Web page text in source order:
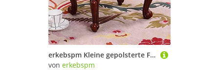
erkebspm Kleine gepolsterte Fußschemel, Lederfußstützenhocker mit Knopf 4 Geschnitzte Holzbeine Moderne Wohnzimmer im Wohnzimmer Rechteckhocker mit gepolstertem Sitz/Blau/D
von erkebspm